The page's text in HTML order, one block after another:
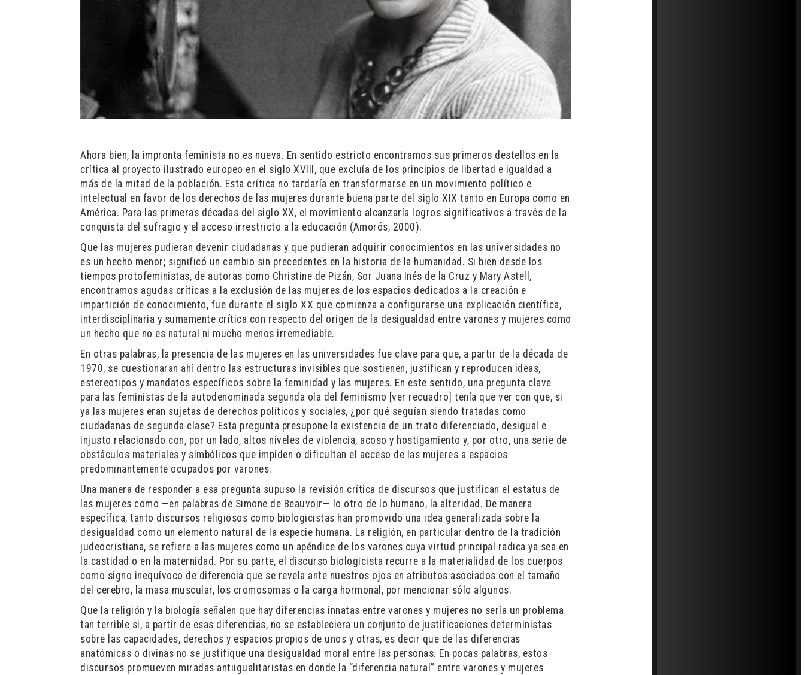
Ahora bien, la impronta feminista no es nueva. En sentido estricto encontramos sus primeros destellos en la
crítica al proyecto ilustrado europeo en el siglo XVIII, que excluía de los principios de libertad e igualdad a
más de la mitad de la población. Esta crítica no tardaría en transformarse en un movimiento político e
intelectual en favor de los derechos de las mujeres durante buena parte del siglo XIX tanto en Europa como en
América. Para las primeras décadas del siglo XX, el movimiento alcanzaría logros significativos a través de la
conquista del sufragio y el acceso irrestricto a la educación (Amorós, 2000).
Que las mujeres pudieran devenir ciudadanas y que pudieran adquirir conocimientos en las universidades no
es un hecho menor; significó un cambio sin precedentes en la historia de la humanidad. Si bien desde los
tiempos protofeministas, de autoras como Christine de Pizán, Sor Juana Inés de la Cruz y Mary Astell,
encontramos agudas críticas a la exclusión de las mujeres de los espacios dedicados a la creación e
impartición de conocimiento, fue durante el siglo XX que comienza a configurarse una explicación científica,
interdisciplinaria y sumamente crítica con respecto del origen de la desigualdad entre varones y mujeres como
un hecho que no es natural ni mucho menos irremediable.
En otras palabras, la presencia de las mujeres en las universidades fue clave para que, a partir de la década de
1970, se cuestionaran ahí dentro las estructuras invisibles que sostienen, justifican y reproducen ideas,
estereotipos y mandatos específicos sobre la feminidad y las mujeres. En este sentido, una pregunta clave
para las feministas de la autodenominada segunda ola del feminismo [ver recuadro] tenía que ver con que, si
ya las mujeres eran sujetas de derechos políticos y sociales, ¿por qué seguían siendo tratadas como
ciudadanas de segunda clase? Esta pregunta presupone la existencia de un trato diferenciado, desigual e
injusto relacionado con, por un lado, altos niveles de violencia, acoso y hostigamiento y, por otro, una serie de
obstáculos materiales y simbólicos que impiden o dificultan el acceso de las mujeres a espacios
predominantemente ocupados por varones.
Una manera de responder a esa pregunta supuso la revisión crítica de discursos que justifican el estatus de
las mujeres como —en palabras de Simone de Beauvoir— lo otro de lo humano, la alteridad. De manera
específica, tanto discursos religiosos como biologicistas han promovido una idea generalizada sobre la
desigualdad como un elemento natural de la especie humana. La religión, en particular dentro de la tradición
judeocristiana, se refiere a las mujeres como un apéndice de los varones cuya virtud principal radica ya sea en
la castidad o en la maternidad. Por su parte, el discurso biologicista recurre a la materialidad de los cuerpos
como signo inequívoco de diferencia que se revela ante nuestros ojos en atributos asociados con el tamaño
del cerebro, la masa muscular, los cromosomas o la carga hormonal, por mencionar sólo algunos.
Que la religión y la biología señalen que hay diferencias innatas entre varones y mujeres no sería un problema
tan terrible si, a partir de esas diferencias, no se estableciera un conjunto de justificaciones deterministas
sobre las capacidades, derechos y espacios propios de unos y otras, es decir que de las diferencias
anatómicas o divinas no se justifique una desigualdad moral entre las personas. En pocas palabras, estos
discursos promueven miradas antiigualitaristas en donde la “diferencia natural” entre varones y mujeres